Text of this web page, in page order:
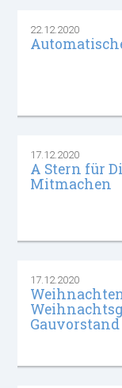
22.12.2020
17.12.2020
A Stern für
Mitmachen
17.12.2020